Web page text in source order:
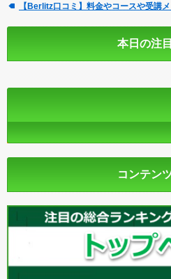
【Berlitz口コミ】料金やコースや受講
本日の注
コンテン